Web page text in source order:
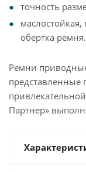
точность
обертка ремня.
Ремни
Партнер»